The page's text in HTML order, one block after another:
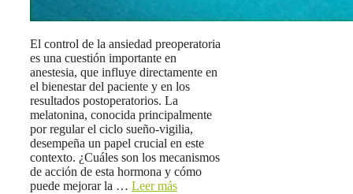
El control de la ansiedad preoperatoria
es una cuestión importante en
anestesia, que influye directamente en
el bienestar del paciente y en los
resultados postoperatorios. La
melatonina, conocida principalmente
por regular el ciclo sueño-vigilia,
desempeña un papel crucial en este
contexto. ¿Cuáles son los mecanismos
de acción de esta hormona y cómo
puede mejorar la … Leer más